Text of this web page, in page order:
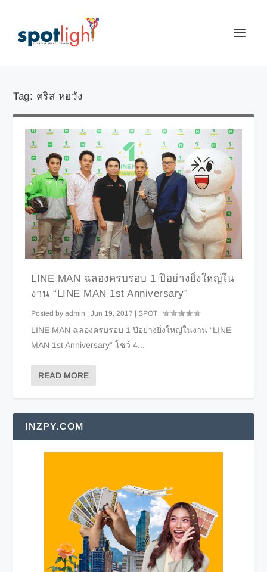
Tag: คริส หอวัง
LINE MAN ฉลองครบรอบ 1 ปีอย่างยิ่งใหญ่ใน
งาน “LINE MAN 1st Anniversary”
Posted byadmin |Jun 19, 2017 |SPOT |
LINE MAN ฉลองครบรอบ 1 ปีอย่างยิ่งใหญ่ในงาน “LINE
MAN 1st Anniversary” โชว์ 4...
READ MORE
INZPY.COM